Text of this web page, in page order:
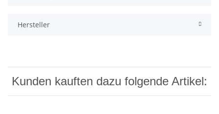
Hersteller
Kunden kauften dazu folgende Artikel: